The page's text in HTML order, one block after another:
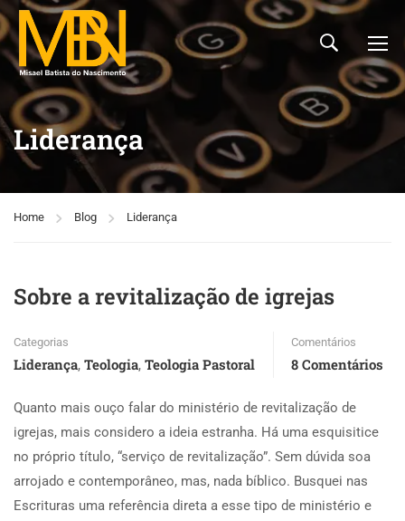
Liderança
Home Blog Liderança
Sobre a revitalização de igrejas
Categorias
Liderança, Teologia, Teologia Pastoral
Comentários
8 Comentários
Quanto mais ouço falar do ministério de revitalização de
igrejas, mais considero a ideia estranha. Há uma esquisitice
no próprio título, “serviço de revitalização”. Sem dúvida soa
arrojado e contemporâneo, mas, nada bíblico. Busquei nas
Escrituras uma referência direta a esse tipo de ministério e